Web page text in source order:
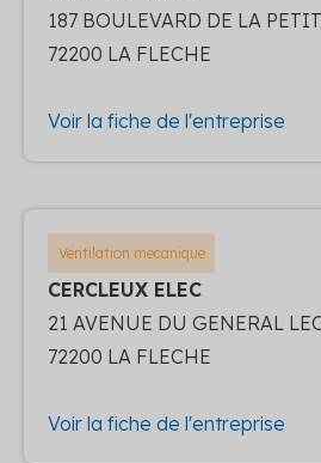
187 BOULEVARD DE LA
72200 LA FLECHE
Voir la fiche de l'entreprise
Ventilation mecanique
CERCLEUX ELEC
21 AVENUE DU GENERAL
72200 LA FLECHE
Voir la fiche de l'entreprise